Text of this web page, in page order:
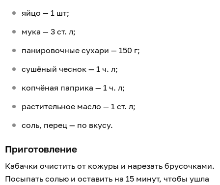
яйцо — 1 шт;
мука — 3 ст. л;
панировочные сухари — 150 г;
сушёный чеснок — 1 ч. л;
копчёная паприка — 1 ч. л;
растительное масло — 1 ст. л;
соль, перец — по вкусу.
Приготовление
Кабачки очистить от кожуры и нарезать брусочками.
Посыпать солью и оставить на 15 минут, чтобы ушла